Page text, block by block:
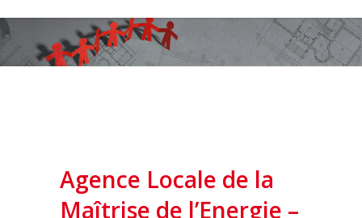
Agence Locale de la
Maîtrise de l’Energie –